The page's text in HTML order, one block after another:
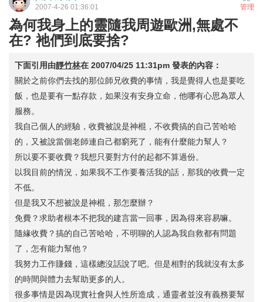
管理
2007-4-26 01:36:01
為何我身上的靈隨我周遊歐洲,無處不
在? 祂們到底要捨?
下面引用由靜竹林在 2007/04/25 11:31pm 發表的內容：
關於之前你們去找的那位師兄收費的事情，我是覺得人也是要吃
飯，也是要有一點存款，如果沒有安身立命，他哪有心思為眾人
服務。
我自己個人的經驗，收費被說是神棍，不收費搞的自己苦哈哈
的，又被說當個老師連自己都窮死了，能有什麼能力幫人？
所以要不要收費？我想只要對方付的起都不算過份。
以我目前的情況，如果我不工作要養活我的話，那我的收費一定
不低。
但是我又不想被說是神棍，那怎麼辦？
免費？求助者根本不把我的建言當一回事，因為得來容易嘛。
隨緣收費？搞的自己苦哈哈，不明聊的人認為我自救都有問題
了，怎有能力幫他？
我努力工作賺錢，這樣總沒話說了吧。但是相對的我就沒有太多
的時間與體力去幫助更多的人。
很多事情是因為現實社會與人性所造成，通靈者並沒有義務要幫